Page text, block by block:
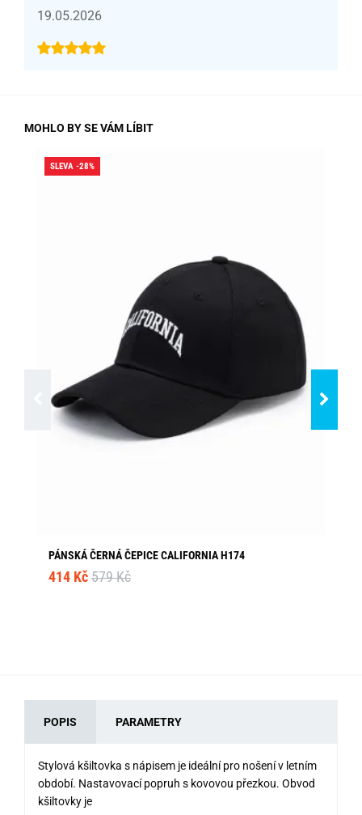
19.05.2026
MOHLO BY SE VÁM LÍBIT
SLEVA -28%
PÁNSKÁ ČERNÁ ČEPICE CALIFORNIA H174
414 Kč 579 Kč
POPIS PARAMETRY
Stylová kšiltovka s nápisem je ideální pro nošení v letním
období. Nastavovací popruh s kovovou přezkou. Obvod
kšiltovky je